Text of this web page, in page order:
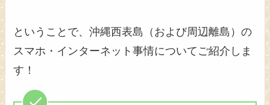
ということで、沖縄西表島（および周辺離島）の
スマホ・インターネット事情についてご紹介しま
す！